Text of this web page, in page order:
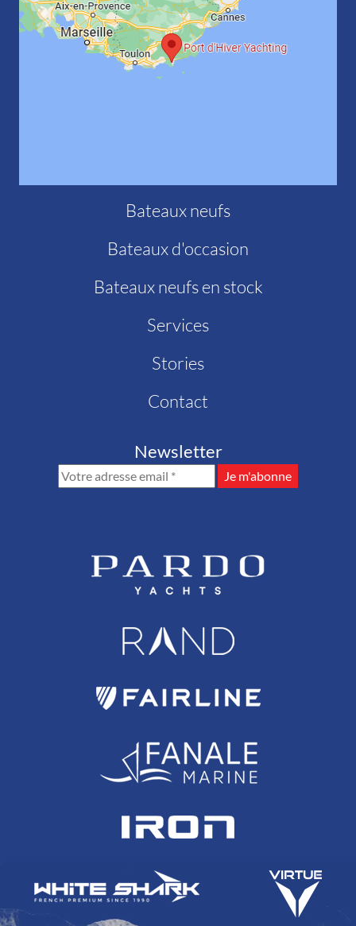
Bateaux neufs
Bateaux d'occasion
Bateaux neufs en stock
Services
Stories
Contact
Newsletter